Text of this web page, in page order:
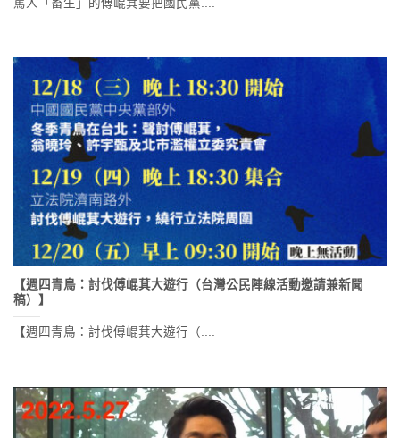
罵人「畜生」的傅崐萁要把國民黨....
【週四青鳥：討伐傅崐萁大遊行（台灣公民陣線活動邀請兼新聞
稿）】
【週四青鳥：討伐傅崐萁大遊行（....